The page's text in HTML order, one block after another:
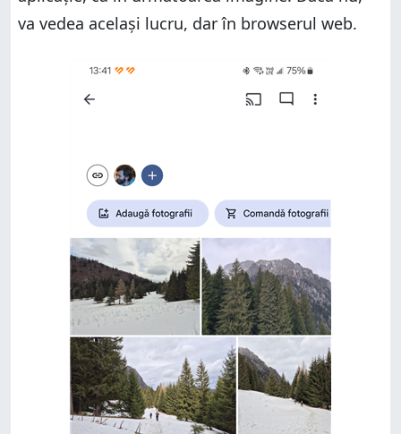
va vedea același lucru, dar în browserul web.